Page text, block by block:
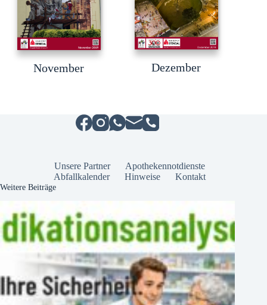
November Dezember
Unsere Partner
Apothekennotdienste
Abfallkalender
Hinweise Kontakt
Weitere Beiträge